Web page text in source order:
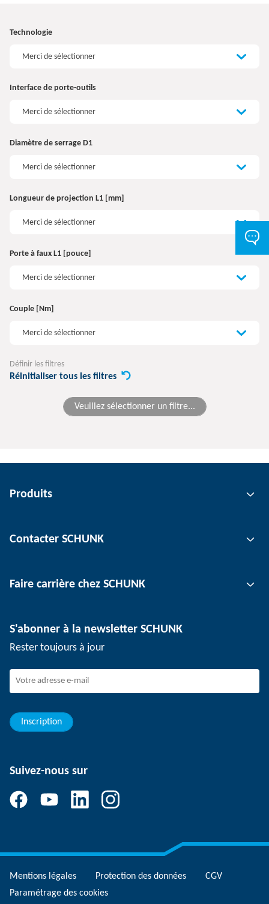
Technologie
Merci de sélectionner
Interface de porte-outils
Merci de sélectionner
Diamètre de serrage D1
Merci de sélectionner
Longueur de projection L1 [mm]
Merci de sélectionner
Porte à faux L1 [pouce]
Merci de sélectionner
Couple [Nm]
Merci de sélectionner
Définir les filtres
Réinitialiser tous les filtres
Veuillez sélectionner un filtre...
Produits
Technologie d'automatisation
Technologie de serrage de pièce
Contacter SCHUNK
Sites
Événements
Dispositif de signalement SCHUNK
Faire carrière chez SCHUNK
Travailler chez SCHUNK
Jeunes professionnels
Elèves
S'abonner à la newsletter SCHUNK
Rester toujours à jour
Inscription
Suivez-nous sur
Mentions légales Protection des données
CGV
Paramétrage des cookies